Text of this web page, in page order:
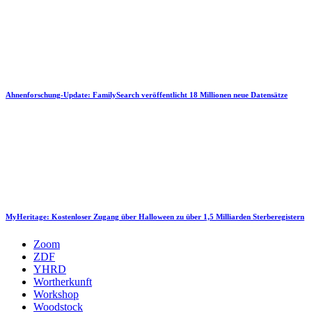
Ahnenforschung-Update: FamilySearch veröffentlicht 18 Millionen neue Datensätze
MyHeritage: Kostenloser Zugang über Halloween zu über 1,5 Milliarden Sterberegistern
Zoom
ZDF
YHRD
Wortherkunft
Workshop
Woodstock